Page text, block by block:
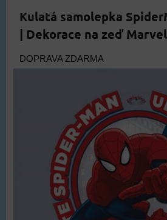
Kulatá samolepka
| Dekorace na zeď Marvel
DOPRAVA ZDARMA